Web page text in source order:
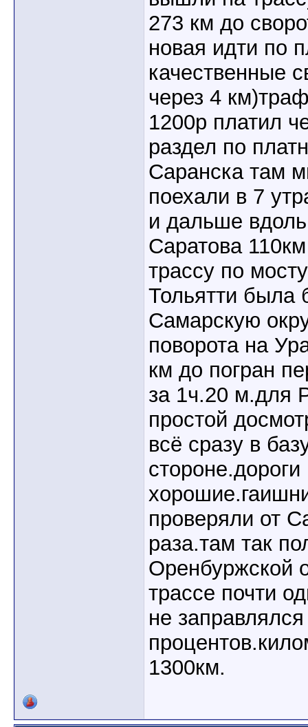
273 км до
новая идти по
качественные
через 4
1200р платил
раздел по
Саранска там
поехали в 7
и дальше
Саратова
трассу по
Тольятти была
Самарскую
поворота на
км до погран
за 1ч.20 м.для
простой
всё сразу в
стороне.дороги
проверяли от
раза.там так
Оренбуржской
трассе почти
не
1300км.